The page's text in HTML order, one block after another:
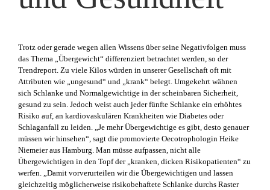
Trotz oder gerade wegen allen Wissens über seine Negativfolgen muss
das Thema „Übergewicht“ differenziert betrachtet werden, so der
Trendreport. Zu viele Kilos würden in unserer Gesellschaft oft mit
Attributen wie „ungesund“ und „krank“ belegt. Umgekehrt wähnen
sich Schlanke und Normalgewichtige in der scheinbaren Sicherheit,
gesund zu sein. Jedoch weist auch jeder fünfte Schlanke ein erhöhtes
Risiko auf, an kardiovaskulären Krankheiten wie Diabetes oder
Schlaganfall zu leiden. „Je mehr Übergewichtige es gibt, desto genauer
müssen wir hinsehen“, sagt die promovierte Oecotrophologin Heike
Niemeier aus Hamburg. Man müsse aufpassen, nicht alle
Übergewichtigen in den Topf der „kranken, dicken Risikopatienten“ zu
werfen. „Damit vorverurteilen wir die Übergewichtigen und lassen
gleichzeitig möglicherweise risikobehaftete Schlanke durchs Raster